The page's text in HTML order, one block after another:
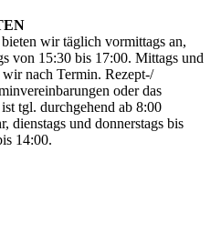
wir täglich vormittags an,
von 15:30 bis 17:00. Mittags und
nach Termin. Rezept-/
oder das
tgl. durchgehend ab 8:00
dienstags und donnerstags bis
14:00.